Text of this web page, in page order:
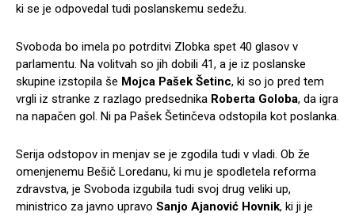
ki se je odpovedal tudi poslanskemu sedežu.
Svoboda bo imela po potrditvi Zlobka spet 40 glasov v
parlamentu. Na volitvah so jih dobili 41, a je iz poslanske
skupine izstopila še Mojca Pašek Šetinc, ki so jo pred tem
vrgli iz stranke z razlago predsednika Roberta Goloba, da igra
na napačen gol. Ni pa Pašek Šetinčeva odstopila kot poslanka.
Serija odstopov in menjav se je zgodila tudi v vladi. Ob že
omenjenemu Bešič Loredanu, ki mu je spodletela reforma
zdravstva, je Svoboda izgubila tudi svoj drug veliki up,
ministrico za javno upravo Sanjo Ajanović Hovnik, ki ji je